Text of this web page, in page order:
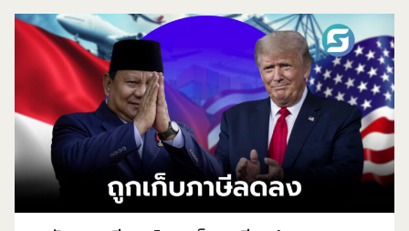
สหรัฐฯ ยอดลดภาษีเก็บสินค้านำเข้าจากไทยที่ประกาศไว้
36% ก่อนหน้านี้ ให้เหลือ 18-20% ใกล้เคียงกับเวียดนาม
และอินโดนีเซีย ที่เจรจาได้ข้อสรุปไปเป็นที่เรียบร้อย อ้างอิง
จาก ดร.ชนินทร์ ชลิศราพงศ์ รองประธานกรรมการ
หอการค้าไทย ที่ให้สัมภาษณ์กับสำนักข่าว Bloomberg ว่าข้อ
เสนอที่สามของรัฐบาลอาจช่วยขจัดเรื่องภาษีศุลกากรได้ และ
เปิดให้สินค้าจากสหรัฐฯ ประมาณ 10,000 รายการ เข้ามา
ประเทศไทยได้โดยไม่ต้องถูกเก็บภาษี “เราคาดหวังว่าการ
เจรจาขั้นตอนสุดท้าย ไทยคาดหวังว่าจะถูกลดภาษีจาก 36%
เหลือ 18-20%” ดร.ชนินทร์ เพิ่มเติมว่าข้อเสนอนี้จะถูก
เสนอระหว่างการประชุมทางโทรศัพท์ในคืนวันที่ 17 ก.ค. โดย